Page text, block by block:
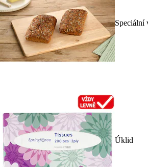
Speciální
Úklid